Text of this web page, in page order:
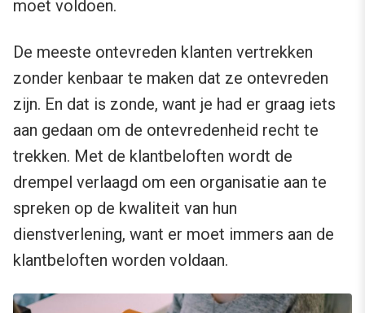
moet voldoen.
De meeste ontevreden klanten vertrekken
zonder kenbaar te maken dat ze ontevreden
zijn. En dat is zonde, want je had er graag iets
aan gedaan om de ontevredenheid recht te
trekken. Met de klantbeloften wordt de
drempel verlaagd om een organisatie aan te
spreken op de kwaliteit van hun
dienstverlening, want er moet immers aan de
klantbeloften worden voldaan.